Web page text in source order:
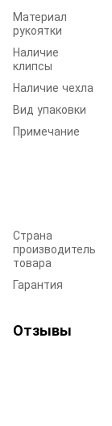
Материал
рукоятки
Наличие
клипсы
Наличие чехла
Вид упаковки
Примечание
Страна
производитель
товара
Гарантия
Отзывы